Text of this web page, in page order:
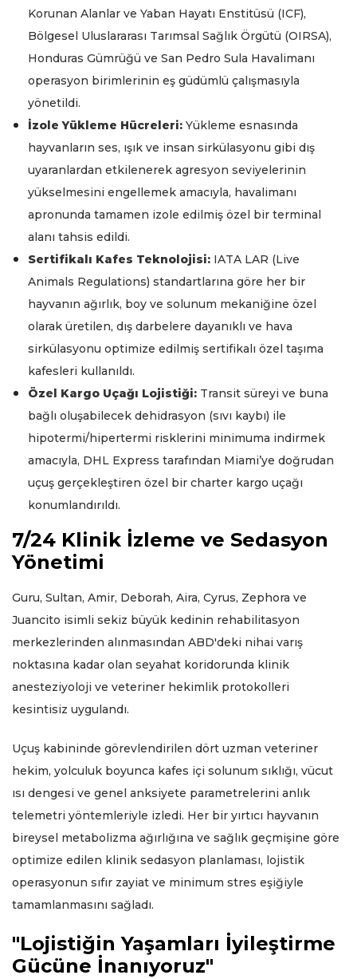
Korunan Alanlar ve Yaban Hayatı Enstitüsü (ICF),
Bölgesel Uluslararası Tarımsal Sağlık Örgütü (OIRSA),
Honduras Gümrüğü ve San Pedro Sula Havalimanı
operasyon birimlerinin eş güdümlü çalışmasıyla
yönetildi.
İzole Yükleme Hücreleri: Yükleme esnasında
hayvanların ses, ışık ve insan sirkülasyonu gibi dış
uyaranlardan etkilenerek agresyon seviyelerinin
yükselmesini engellemek amacıyla, havalimanı
apronunda tamamen izole edilmiş özel bir terminal
alanı tahsis edildi.
Sertifikalı Kafes Teknolojisi: IATA LAR (Live
Animals Regulations) standartlarına göre her bir
hayvanın ağırlık, boy ve solunum mekaniğine özel
olarak üretilen, dış darbelere dayanıklı ve hava
sirkülasyonu optimize edilmiş sertifikalı özel taşıma
kafesleri kullanıldı.
Özel Kargo Uçağı Lojistiği: Transit süreyi ve buna
bağlı oluşabilecek dehidrasyon (sıvı kaybı) ile
hipotermi/hipertermi risklerini minimuma indirmek
amacıyla, DHL Express tarafından Miami’ye doğrudan
uçuş gerçekleştiren özel bir charter kargo uçağı
konumlandırıldı.
7/24 Klinik İzleme ve Sedasyon
Yönetimi
Guru, Sultan, Amir, Deborah, Aira, Cyrus, Zephora ve
Juancito isimli sekiz büyük kedinin rehabilitasyon
merkezlerinden alınmasından ABD'deki nihai varış
noktasına kadar olan seyahat koridorunda klinik
anesteziyoloji ve veteriner hekimlik protokolleri
kesintisiz uygulandı.
Uçuş kabininde görevlendirilen dört uzman veteriner
hekim, yolculuk boyunca kafes içi solunum sıklığı, vücut
ısı dengesi ve genel anksiyete parametrelerini anlık
telemetri yöntemleriyle izledi. Her bir yırtıcı hayvanın
bireysel metabolizma ağırlığına ve sağlık geçmişine göre
optimize edilen klinik sedasyon planlaması, lojistik
operasyonun sıfır zayiat ve minimum stres eşiğiyle
tamamlanmasını sağladı.
"Lojistiğin Yaşamları İyileştirme
Gücüne İnanıyoruz"